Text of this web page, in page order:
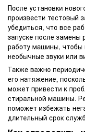
После установки
произвести тестовый
убедиться, что все
запуске после замены
работу машины, чтобы
необычные звуки или
Также важно
его натяжение,
может привести к
стиральной машины.
поможет избежать
длительный срок